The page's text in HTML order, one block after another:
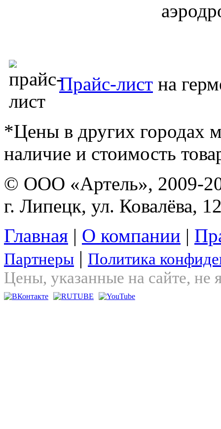
Прайс-лист на
*Цены в других городах
наличие и стоимость
© ООО «Артель», 2009-
г. Липецк, ул. Ковалёва,
Главная | О компании |
Партнеры | Политика
Цены, указанные на сайте, не